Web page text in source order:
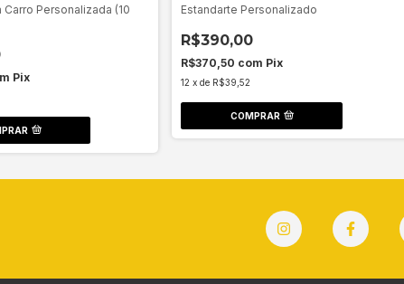
Carro Personalizada (10
Pix
Estandarte Personalizado
R$390,00
R$370,50 com Pix
12 x de R$39,52
COMPRAR